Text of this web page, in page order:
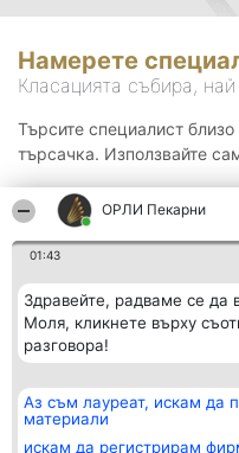
ОРЛИ Пекарни
01:43
Здравейте, радваме се да
Моля, кликнете върху
разговора!
Аз съм лауреат, искам да
материали
искам да регистрирам
Намерете
Класацията събира,
Търсите специалист
търсачка. Използвайте
Организатор на
класиране